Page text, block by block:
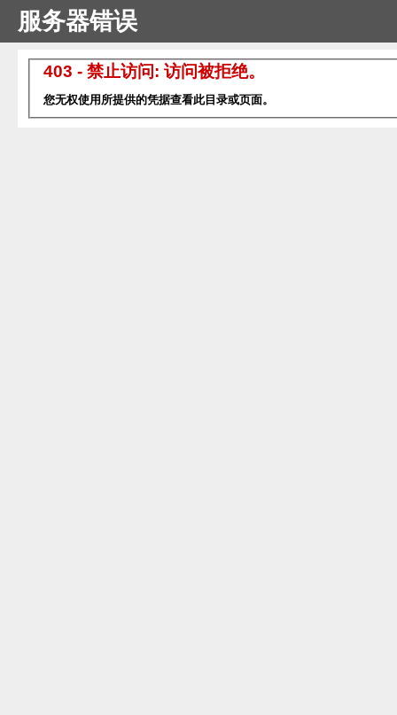
服务器错误
403 - 禁止访问: 访问被拒绝。
您无权使用所提供的凭据查看此目录或页面。